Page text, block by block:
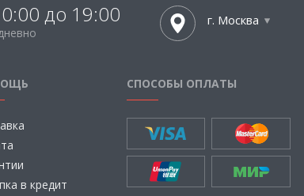
до 19:00 г. Москва
в кредит
СПОСОБЫ ОПЛАТЫ